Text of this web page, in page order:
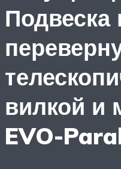
Подвеска
вилкой и
EVO-